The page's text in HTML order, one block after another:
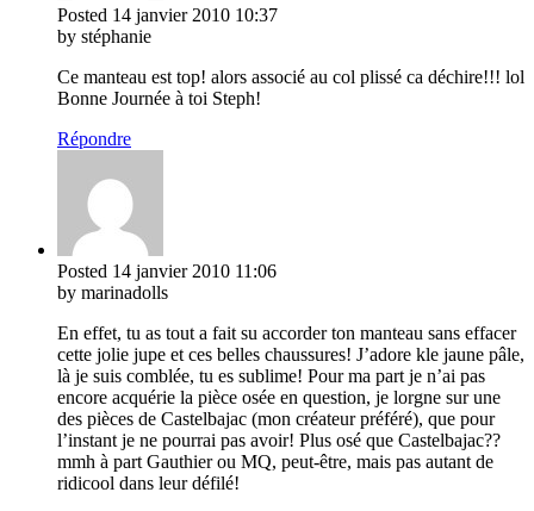
Posted 14 janvier 2010 10:37
by stéphanie
Ce manteau est top! alors associé au col plissé ca déchire!!! lol
Bonne Journée à toi Steph!
Répondre
Posted 14 janvier 2010 11:06
by marinadolls
En effet, tu as tout a fait su accorder ton manteau sans effacer
cette jolie jupe et ces belles chaussures! J’adore kle jaune pâle,
là je suis comblée, tu es sublime! Pour ma part je n’ai pas
encore acquérie la pièce osée en question, je lorgne sur une
des pièces de Castelbajac (mon créateur préféré), que pour
l’instant je ne pourrai pas avoir! Plus osé que Castelbajac??
mmh à part Gauthier ou MQ, peut-être, mais pas autant de
ridicool dans leur défilé!